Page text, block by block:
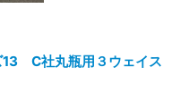
C社丸瓶用３ウェイス